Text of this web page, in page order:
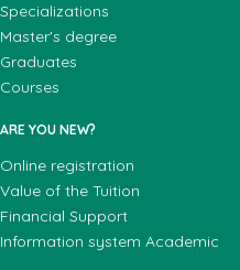
Specializations
Master's degree
Graduates
Courses
ARE YOU NEW?
Online registration
Value of the Tuition
Financial Support
Information system Academic